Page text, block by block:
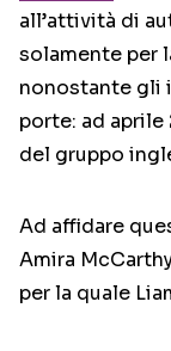
all’attività di
solamente per
nonostante gli
porte: ad
del gruppo
Ad affidare
Amira
per la quale